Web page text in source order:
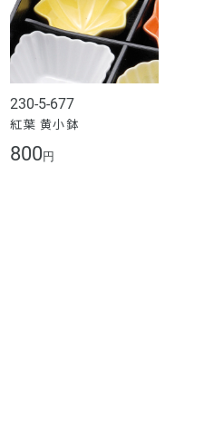
230-5-677
紅葉 黄小鉢
800 円